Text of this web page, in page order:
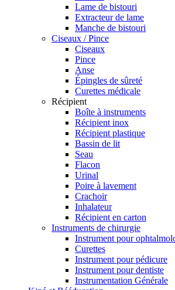
Lame de bistouri
Extracteur de lame
Manche de bistouri
Ciseaux / Pince
Ciseaux
Pince
Anse
Épingles de sûreté
Curettes médicale
Récipient
Boîte à instruments
Récipient inox
Récipient plastique
Bassin de lit
Seau
Flacon
Urinal
Poire à lavement
Crachoir
Inhalateur
Récipient en carton
Instruments de chirurgie
Instrument pour
Curettes
Instrument pour pédicure
Instrument pour dentiste
Instrumentation Générale